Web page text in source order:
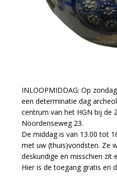
INLOOPMIDDAG: Op
een determinatie dag
centrum van het HGN bij de
Noordenseweg 23.
De middag is van 13.00 tot
met uw (thuis)vondsten. Ze
deskundige en misschien zit
Hier is de toegang gratis en